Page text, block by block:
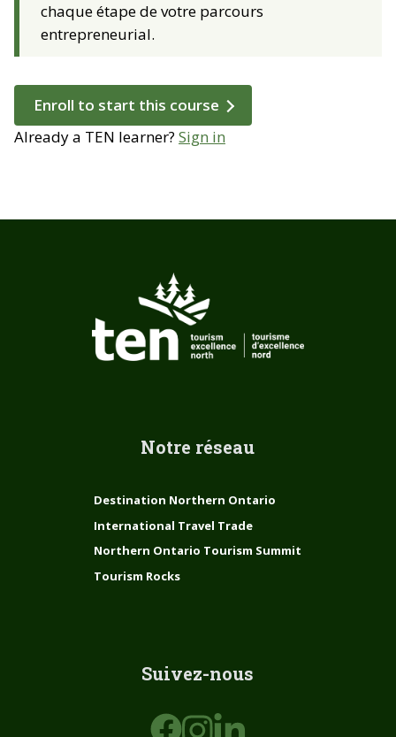
chaque étape de votre parcours
entrepreneurial.
Enroll to start this course
Already a TEN learner? Sign in
Notre réseau
Destination Northern Ontario
International Travel Trade
Northern Ontario Tourism Summit
Tourism Rocks
Suivez-nous